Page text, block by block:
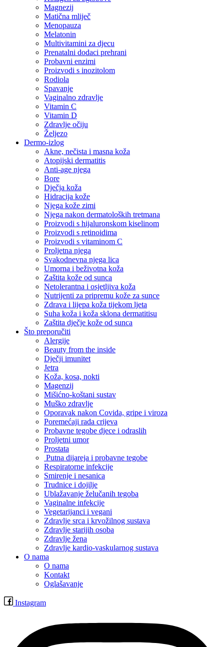
Magnezij
Matična mliječ
Menopauza
Melatonin
Multivitamini za djecu
Prenatalni dodaci prehrani
Probavni enzimi
Proizvodi s inozitolom
Rodiola
Spavanje
Vaginalno zdravlje
Vitamin C
Vitamin D
Zdravlje očiju
Željezo
Dermo-izlog
Akne, nečista i masna koža
Atopijski dermatitis
Anti-age njega
Bore
Dječja koža
Hidracija kože
Njega kože zimi
Njega nakon dermatoloških tretmana
Proizvodi s hijaluronskom kiselinom
Proizvodi s retinoidima
Proizvodi s vitaminom C
Proljetna njega
Svakodnevna njega lica
Umorna i beživotna koža
Zaštita kože od sunca
Netolerantna i osjetljiva koža
Nutrijenti za pripremu kože za sunce
Zdrava i lijepa koža tijekom ljeta
Suha koža i koža sklona dermatitisu
Zaštita dječje kože od sunca
Što preporučiti
Alergije
Beauty from the inside
Dječji imunitet
Jetra
Koža, kosa, nokti
Magenzij
Mišićno-koštani sustav
Muško zdravlje
Oporavak nakon Covida, gripe i viroza
Poremećaji rada crijeva
Probavne tegobe djece i odraslih
Proljetni umor
Prostata
Putna dijareja i probavne tegobe
Respiratorne infekcije
Smirenje i nesanica
Trudnice i dojilje
Ublažavanje želučanih tegoba
Vaginalne infekcije
Vegetarijanci i vegani
Zdravlje srca i krvožilnog sustava
Zdravlje starijih osoba
Zdravlje žena
Zdravlje kardio-vaskularnog sustava
O nama
O nama
Kontakt
Oglašavanje
Instagram